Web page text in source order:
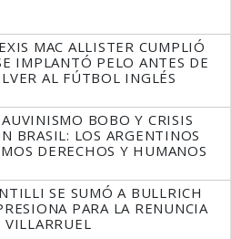
MAC ALLISTER CUMPLIÓ
IMPLANTÓ PELO ANTES DE
AL FÚTBOL INGLÉS
BOBO Y CRISIS
BRASIL: LOS ARGENTINOS
DERECHOS Y HUMANOS
SE SUMÓ A BULLRICH
PARA LA RENUNCIA
VILLARRUEL